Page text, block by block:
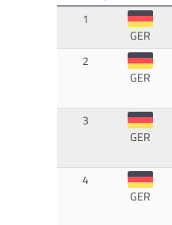
1
GER
2
GER
3
GER
4
GER